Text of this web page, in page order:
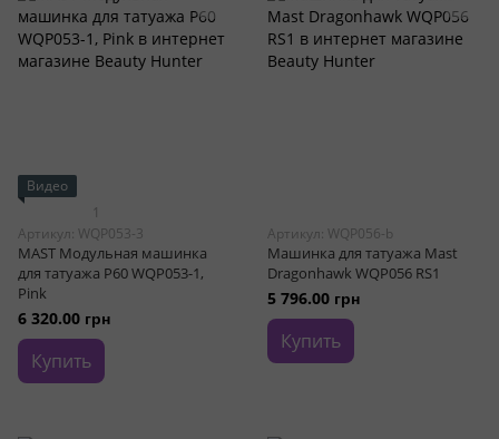
Видео
1
Артикул: WQP053-3
MAST Модульная машинка
для татуажа P60 WQP053-1,
Pink
6 320.00 грн
Купить
Артикул: WQP056-b
Машинка для татуажа Mast
Dragonhawk WQP056 RS1
5 796.00 грн
Купить